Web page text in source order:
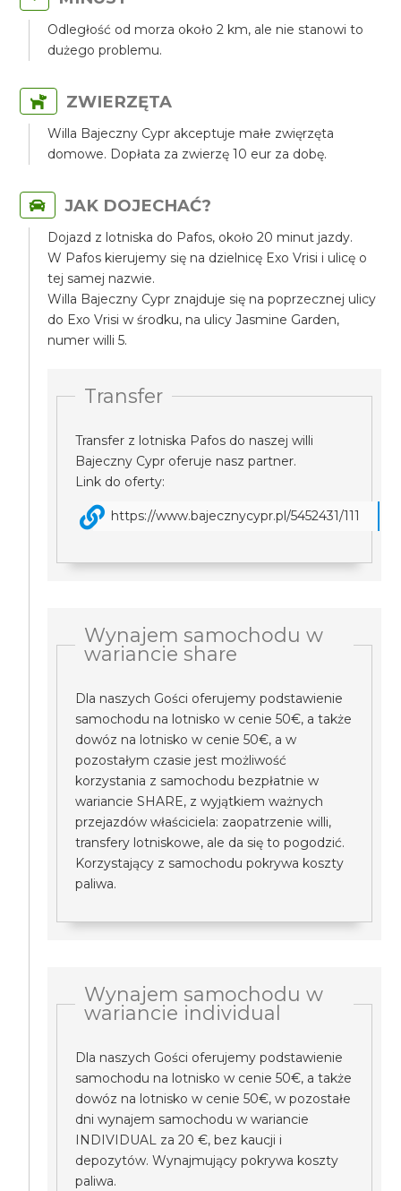
Odległość od morza około 2 km, ale nie stanowi to
dużego problemu.
ZWIERZĘTA
Willa Bajeczny Cypr akceptuje małe zwięrzęta
domowe. Dopłata za zwierzę 10 eur za dobę.
JAK DOJECHAĆ?
Dojazd z lotniska do Pafos, około 20 minut jazdy.
W Pafos kierujemy się na dzielnicę Exo Vrisi i ulicę o
tej samej nazwie.
Willa Bajeczny Cypr znajduje się na poprzecznej ulicy
do Exo Vrisi w środku, na ulicy Jasmine Garden,
numer willi 5.
Transfer
Transfer z lotniska Pafos do naszej willi
Bajeczny Cypr oferuje nasz partner.
Link do oferty:
https://www.bajecznycypr.pl/5452431/111
Wynajem samochodu w
wariancie share
Dla naszych Gości oferujemy podstawienie
samochodu na lotnisko w cenie 50€, a także
dowóz na lotnisko w cenie 50€, a w
pozostałym czasie jest możliwość
korzystania z samochodu bezpłatnie w
wariancie SHARE, z wyjątkiem ważnych
przejazdów właściciela: zaopatrzenie willi,
transfery lotniskowe, ale da się to pogodzić.
Korzystający z samochodu pokrywa koszty
paliwa.
Wynajem samochodu w
wariancie individual
Dla naszych Gości oferujemy podstawienie
samochodu na lotnisko w cenie 50€, a także
dowóz na lotnisko w cenie 50€, w pozostałe
dni wynajem samochodu w wariancie
INDIVIDUAL za 20 €, bez kaucji i
depozytów. Wynajmujący pokrywa koszty
paliwa.